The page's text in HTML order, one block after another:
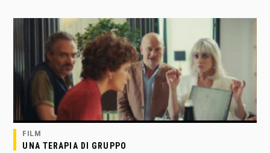
FILM
UNA TERAPIA DI GRUPPO